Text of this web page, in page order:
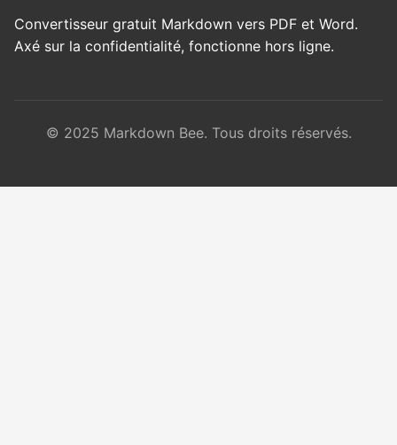
Convertisseur gratuit Markdown vers PDF et Word.
Axé sur la confidentialité, fonctionne hors ligne.
© 2025 Markdown Bee. Tous droits réservés.